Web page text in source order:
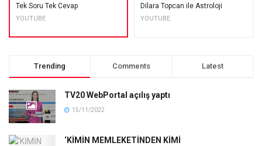
Tek Soru Tek Cevap
YOUTUBE
Dilara Topcan ile Astroloji
YOUTUBE
Trending Comments Latest
TV20 WebPortal açılış yaptı
15/11/2022
‘KİMİN MEMLEKETİNDEN KİMİ